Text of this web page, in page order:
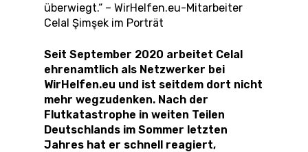
überwiegt.“ – WirHelfen.eu-Mitarbeiter
Celal Şimşek im Porträt
Seit September 2020 arbeitet Celal
ehrenamtlich als Netzwerker bei
WirHelfen.eu und ist seitdem dort nicht
mehr wegzudenken. Nach der
Flutkatastrophe in weiten Teilen
Deutschlands im Sommer letzten
Jahres hat er schnell reagiert,